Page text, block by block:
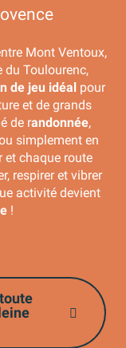
Mont Ventoux,
du Toulourenc,
de jeu idéal pour
et de grands
de randonnée,
simplement en
et chaque route
respirer et vibrer
activité devient
!